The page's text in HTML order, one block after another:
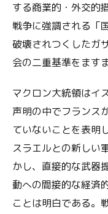
する商業的・外交的
戦争に強調される「
破壊されつくしたガ
会の二重基準をます
マクロン大統領はイ
声明の中でフランス
ていないことを表明
スラエルとの新しい
かし、直接的な武器
動への間接的な経済
ことは明白である。